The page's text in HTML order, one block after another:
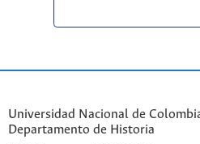
Universidad Nacional de
Departamento de Historia